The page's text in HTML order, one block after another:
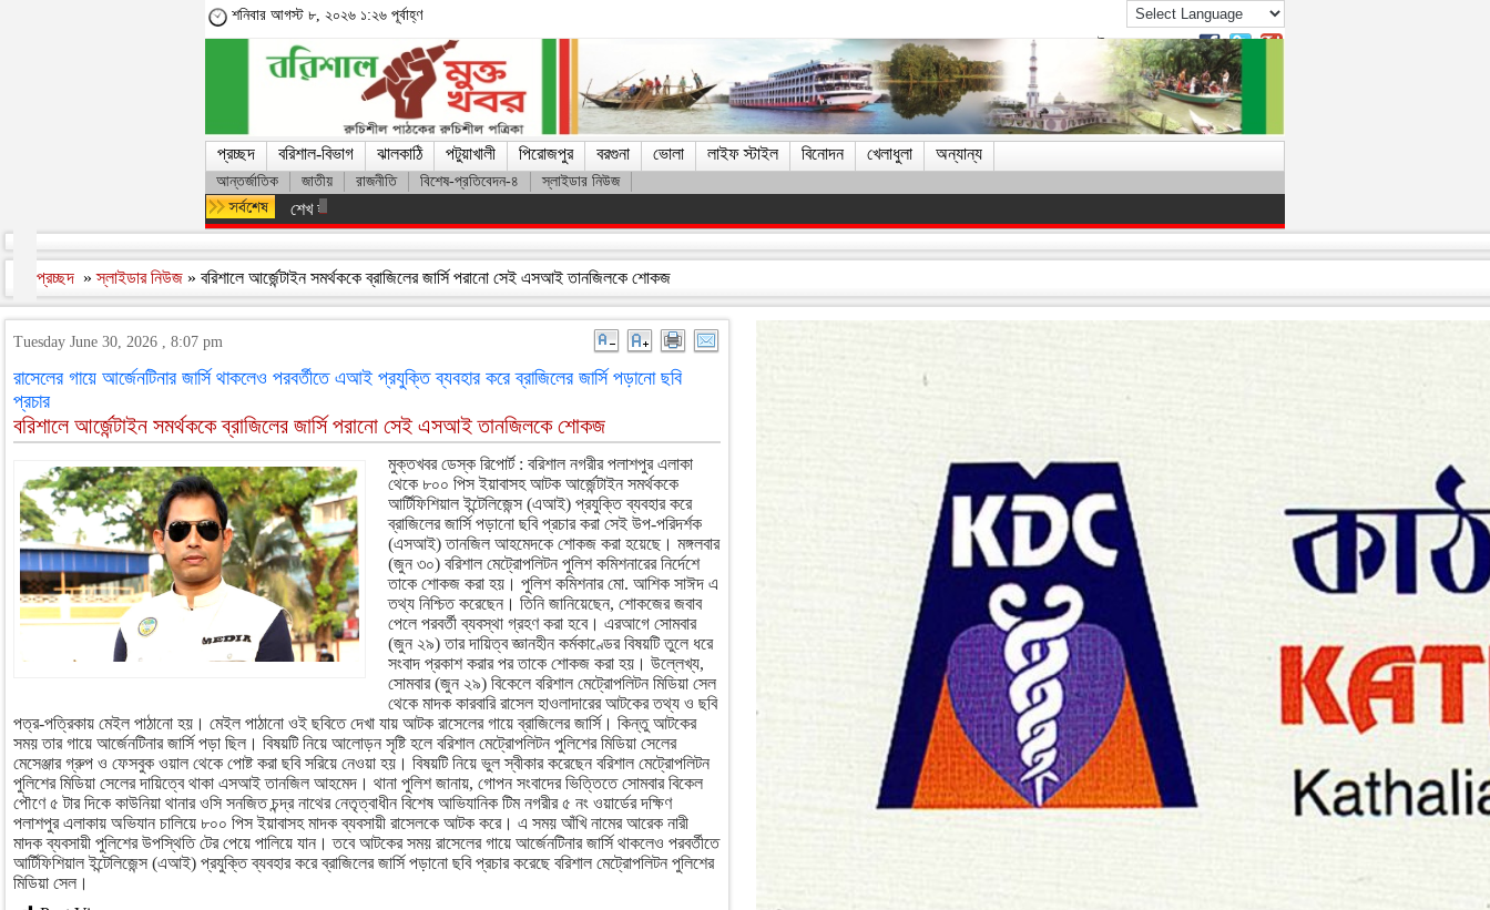
শনিবার আগস্ট ৮, ২০২৬ ১:২৬ পূর্বাহ্ণ
প্রচ্ছদ বরিশাল-বিভাগ ঝালকাঠি পটুয়াখালী পিরোজপুর বরগুনা ভোলা লাইফ স্টাইল বিনোদন খেলাধুলা অন্যান্য
আন্তর্জাতিক জাতীয় রাজনীতি বিশেষ-প্রতিবেদন-৪ স্লাইডার নিউজ
শেখ হাসিনার সঙ্গে দেশে ফিরতে চান সাকিব
প্রচ্ছদ »স্লাইডার নিউজ » বরিশালে আর্জেন্টাইন সমর্থককে ব্রাজিলের জার্সি পরানো সেই এসআই তানজিলকে শোকজ
Tuesday June 30, 2026 , 8:07 pm
রাসেলের গায়ে আর্জেনটিনার জার্সি থাকলেও পরবর্তীতে এআই প্রযুক্তি ব্যবহার করে ব্রাজিলের জার্সি পড়ানো ছবি
প্রচার
বরিশালে আর্জেন্টাইন সমর্থককে ব্রাজিলের জার্সি পরানো সেই এসআই তানজিলকে শোকজ
মুক্তখবর ডেস্ক রিপোর্ট : বরিশাল নগরীর পলাশপুর এলাকা
থেকে ৮০০ পিস ইয়াবাসহ আটক আর্জেন্টাইন সমর্থককে
আর্টিফিশিয়াল ইন্টেলিজেন্স (এআই) প্রযুক্তি ব্যবহার করে
ব্রাজিলের জার্সি পড়ানো ছবি প্রচার করা সেই উপ-পরিদর্শক
(এসআই) তানজিল আহমেদকে শোকজ করা হয়েছে। মঙ্গলবার
(জুন ৩০) বরিশাল মেট্রোপলিটন পুলিশ কমিশনারের নির্দেশে
তাকে শোকজ করা হয়। পুলিশ কমিশনার মো. আশিক সাঈদ এ
তথ্য নিশ্চিত করেছেন। তিনি জানিয়েছেন, শোকজের জবাব
পেলে পরবর্তী ব্যবস্থা গ্রহণ করা হবে। এরআগে সোমবার
(জুন ২৯) তার দায়িত্ব জ্ঞানহীন কর্মকাণ্ডের বিষয়টি তুলে ধরে
সংবাদ প্রকাশ করার পর তাকে শোকজ করা হয়। উল্লেখ্য,
সোমবার (জুন ২৯) বিকেলে বরিশাল মেট্রোপলিটন মিডিয়া সেল
থেকে মাদক কারবারি রাসেল হাওলাদারের আটকের তথ্য ও ছবি
পত্র-পত্রিকায় মেইল পাঠানো হয়। মেইল পাঠানো ওই ছবিতে দেখা যায় আটক রাসেলের গায়ে ব্রাজিলের জার্সি। কিন্তু আটকের
সময় তার গায়ে আর্জেনটিনার জার্সি পড়া ছিল। বিষয়টি নিয়ে আলোড়ন সৃষ্টি হলে বরিশাল মেট্রোপলিটন পুলিশের মিডিয়া সেলের
মেসেঞ্জার গ্রুপ ও ফেসবুক ওয়াল থেকে পোষ্ট করা ছবি সরিয়ে নেওয়া হয়। বিষয়টি নিয়ে ভুল স্বীকার করেছেন বরিশাল মেট্রোপলিটন
পুলিশের মিডিয়া সেলের দায়িত্বে থাকা এসআই তানজিল আহমেদ। থানা পুলিশ জানায়, গোপন সংবাদের ভিত্তিতে সোমবার বিকেল
পৌণে ৫ টার দিকে কাউ‌নিয়া থানার ওসি সনজিত চন্দ্র নাথের নেতৃত্বাধীন বিশেষ আভিযানিক টিম নগরীর ৫ নং ওয়ার্ডের দক্ষিণ
পলাশপুর এলাকায় অভিযান চালিয়ে ৮০০ পিস ইয়াবাসহ মাদক ব্যবসায়ী রাসেলকে আটক করে। এ সময় আঁখি নামের আরেক নারী
মাদক ব্যবসায়ী পুলিশের উপস্থিতি টের পেয়ে পালিয়ে যান। তবে আটকের সময় রাসেলের গায়ে আর্জেনটিনার জার্সি থাকলেও পরবর্তীতে
আর্টিফিশিয়াল ইন্টেলিজেন্স (এআই) প্রযুক্তি ব্যবহার করে ব্রাজিলের জার্সি পড়ানো ছবি প্রচার করেছে বরিশাল মেট্রোপলিটন পুলিশের
মিডিয়া সেল।